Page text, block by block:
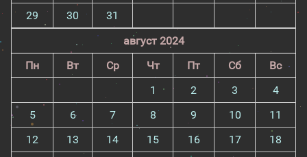
29
30
31
август 2024
Пн
Вт Ср Чт Пт Сб
Вс
1
2 3
4
5
6 7 8 9 10
11
12
13 14 15 16 17
18